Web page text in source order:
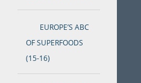
EUROPE’S ABC
OF SUPERFOODS
(15-16)